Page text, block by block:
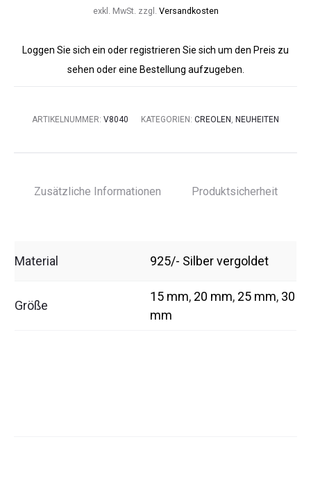
exkl. MwSt. zzgl. Versandkosten
Loggen Sie sich ein oder registrieren Sie sich um den Preis zu
sehen oder eine Bestellung aufzugeben.
ARTIKELNUMMER: V8040 KATEGORIEN: CREOLEN , NEUHEITEN
Zusätzliche Informationen Produktsicherheit
Material 925/- Silber vergoldet
Größe
15 mm, 20 mm, 25 mm, 30
mm